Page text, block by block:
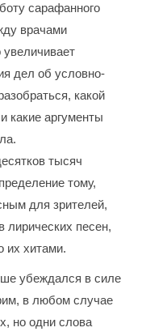
сарафанного
врачами
дел об условно-
какой
какие аргументы
тысяч
тому,
для зрителей,
лирических песен,
их хитами.
убеждался в силе
в любом случае
но одни слова